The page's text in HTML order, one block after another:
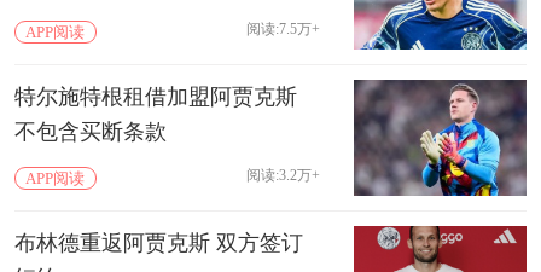
APP阅读 阅读:7.5万+
特尔施特根租借加盟阿贾克斯
不包含买断条款
APP阅读 阅读:3.2万+
布林德重返阿贾克斯 双方签订